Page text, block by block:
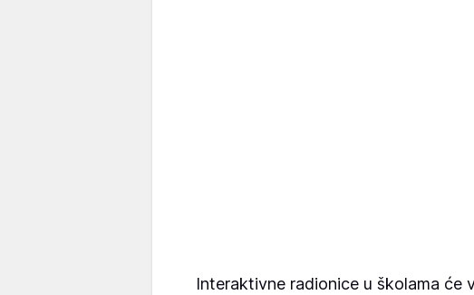
Interaktivne radionice u školama će